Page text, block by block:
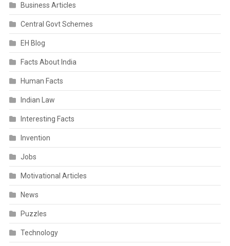
Business Articles
Central Govt Schemes
EH Blog
Facts About India
Human Facts
Indian Law
Interesting Facts
Invention
Jobs
Motivational Articles
News
Puzzles
Technology